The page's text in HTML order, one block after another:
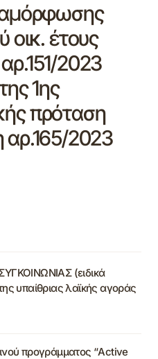
οικ. έτους
2023
1ης
πρόταση
2023
(ειδικά
υπαίθριας λαϊκής αγοράς
προγράμματος “Active